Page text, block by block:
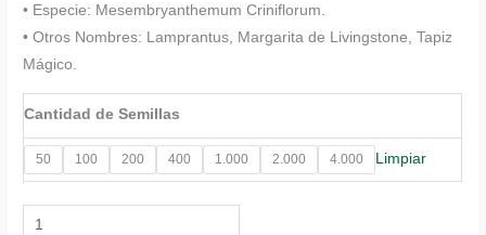
desde
$ 8.350
• Especie: Mesembryanthemum Criniflorum.
• Otros Nombres: Lamprantus, Margarita de Livingstone, Tapiz
Mágico.
Cantidad de Semillas
50 100 200 400 1.000 2.000 4.000 Limpiar
Semillas